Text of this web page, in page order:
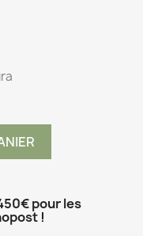
pour les
!